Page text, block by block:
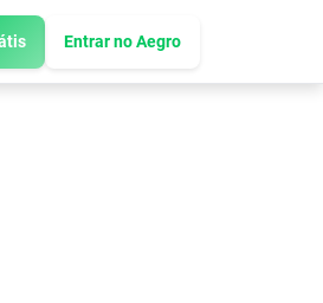
Entrar no Aegro